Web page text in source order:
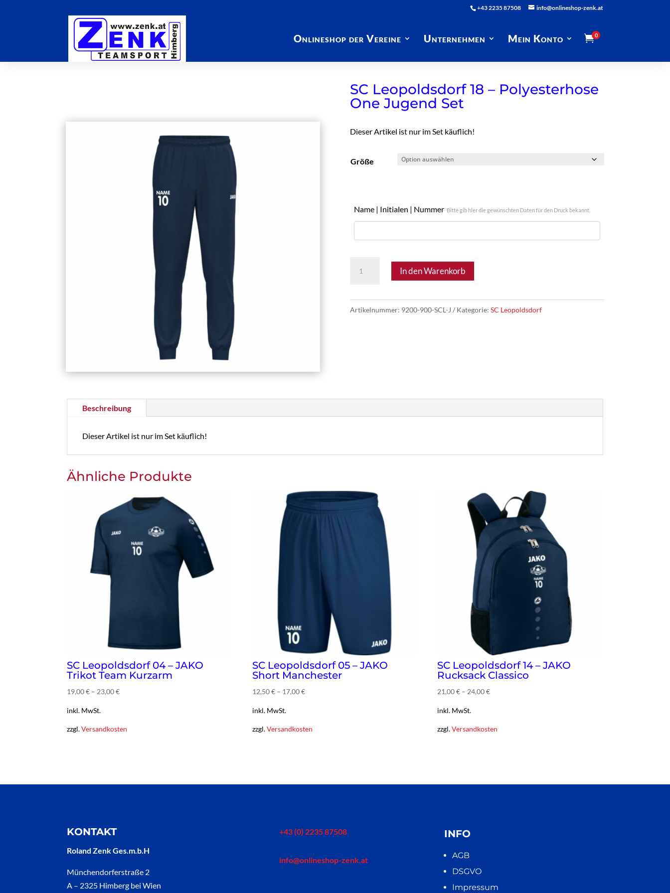
+43 2235 87508 info@onlineshop-zenk.at
Onlineshop der Vereine Unternehmen Mein Konto 0
SC Leopoldsdorf 18 – Polyesterhose
One Jugend Set
Dieser Artikel ist nur im Set käuflich!
Größe
Name | Initialen | Nummer Bitte gib hier die gewünschten Daten für den Druck bekannt.
Leopoldsdorf
In den Warenkorb
Artikelnummer: 9200-900-SCL-J Kategorie: SC Leopoldsdorf
Beschreibung
Dieser Artikel ist nur im Set käuflich!
Ähnliche Produkte
SC Leopoldsdorf 04 – JAKO
Trikot Team Kurzarm
19,00€ – 23,00€
inkl. MwSt.
zzgl.Versandkosten
SC Leopoldsdorf 05 – JAKO
Short Manchester
12,50€– 17,00€
inkl. MwSt.
zzgl.Versandkosten
SC Leopoldsdorf 14 – JAKO
Rucksack Classico
21,00€ – 24,00€
inkl. MwSt.
zzgl.Versandkosten
KONTAKT
Roland Zenk Ges.m.b.H
Münchendorferstraße 2
A – 2325 Himberg bei Wien
+43 (0) 2235 87508
info@onlineshop-zenk.at
INFO
AGB
DSGVO
Impressum